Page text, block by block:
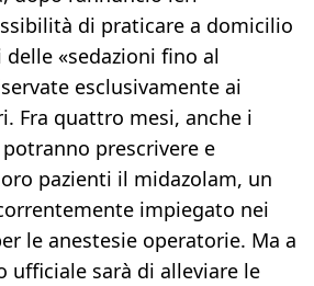
di praticare a domicilio
«sedazioni fino al
esclusivamente ai
Fra quattro mesi, anche i
prescrivere e
pazienti il midazolam, un
impiegato nei
le anestesie operatorie. Ma a
ufficiale sarà di alleviare le